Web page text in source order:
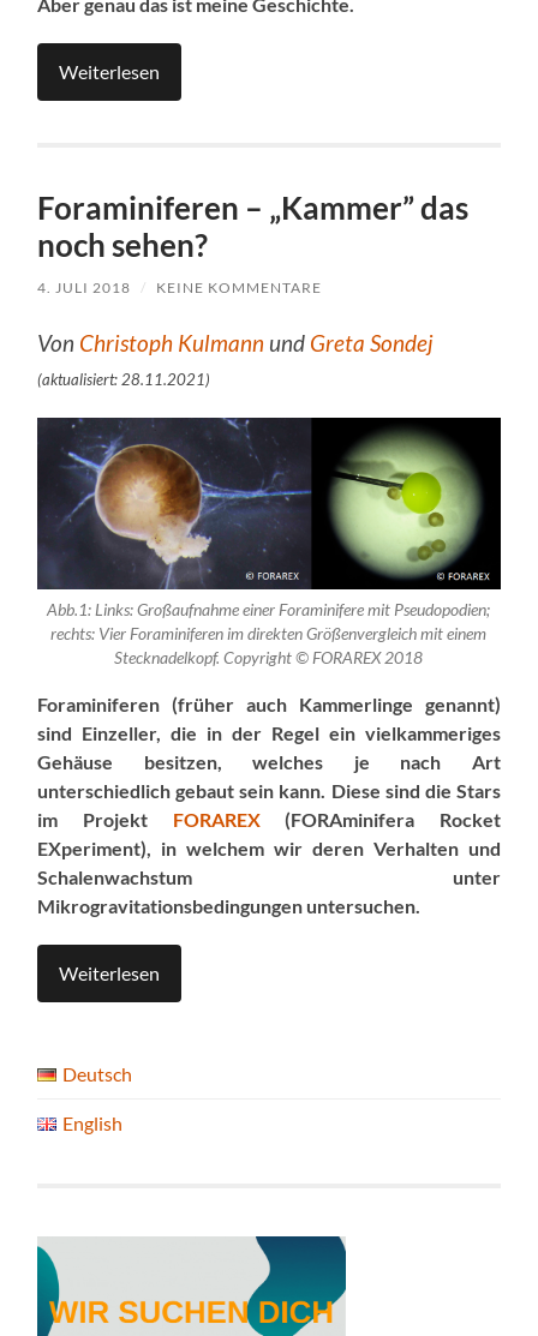
Weiterlesen
Foraminiferen – „Kammer” das
noch sehen?
4. JULI 2018 / KEINE KOMMENTARE
Von Christoph Kulmann und Greta Sondej
(aktualisiert: 28.11.2021)
Abb.1: Links: Großaufnahme einer Foraminifere mit Pseudopodien;
rechts: Vier Foraminiferen im direkten Größenvergleich mit einem
Stecknadelkopf. Copyright © FORAREX 2018
Foraminiferen (früher auch Kammerlinge genannt)
sind Einzeller, die in der Regel ein vielkammeriges
Gehäuse besitzen, welches je nach Art
unterschiedlich gebaut sein kann. Diese sind die Stars
im Projekt FORAREX(FORAminifera Rocket
EXperiment), in welchem wir deren Verhalten und
Schalenwachstum unter
Mikrogravitationsbedingungen untersuchen.
Weiterlesen
Deutsch
English